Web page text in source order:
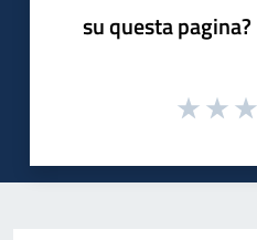
su questa pagina?